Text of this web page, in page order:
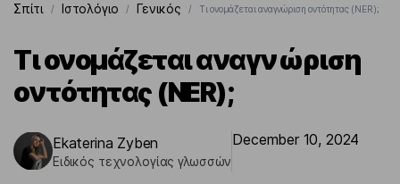
Ερευνήσεις
Περιπτώσεις
Σπίτι / Ιστολόγιο / Γενικός / Τι ονομάζεται αναγνώριση οντότητας (NER);
Τι ονομάζεται αναγνώριση
οντότητας (NER);
Ekaterina Zyben
Ειδικός τεχνολογίας γλωσσών
December 10, 2024